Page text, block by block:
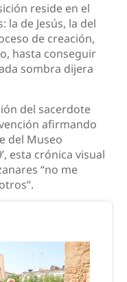
reside en el
la de Jesús, la del
de creación,
hasta conseguir
sombra dijera
del sacerdote
afirmando
del Museo
esta crónica visual
“no me